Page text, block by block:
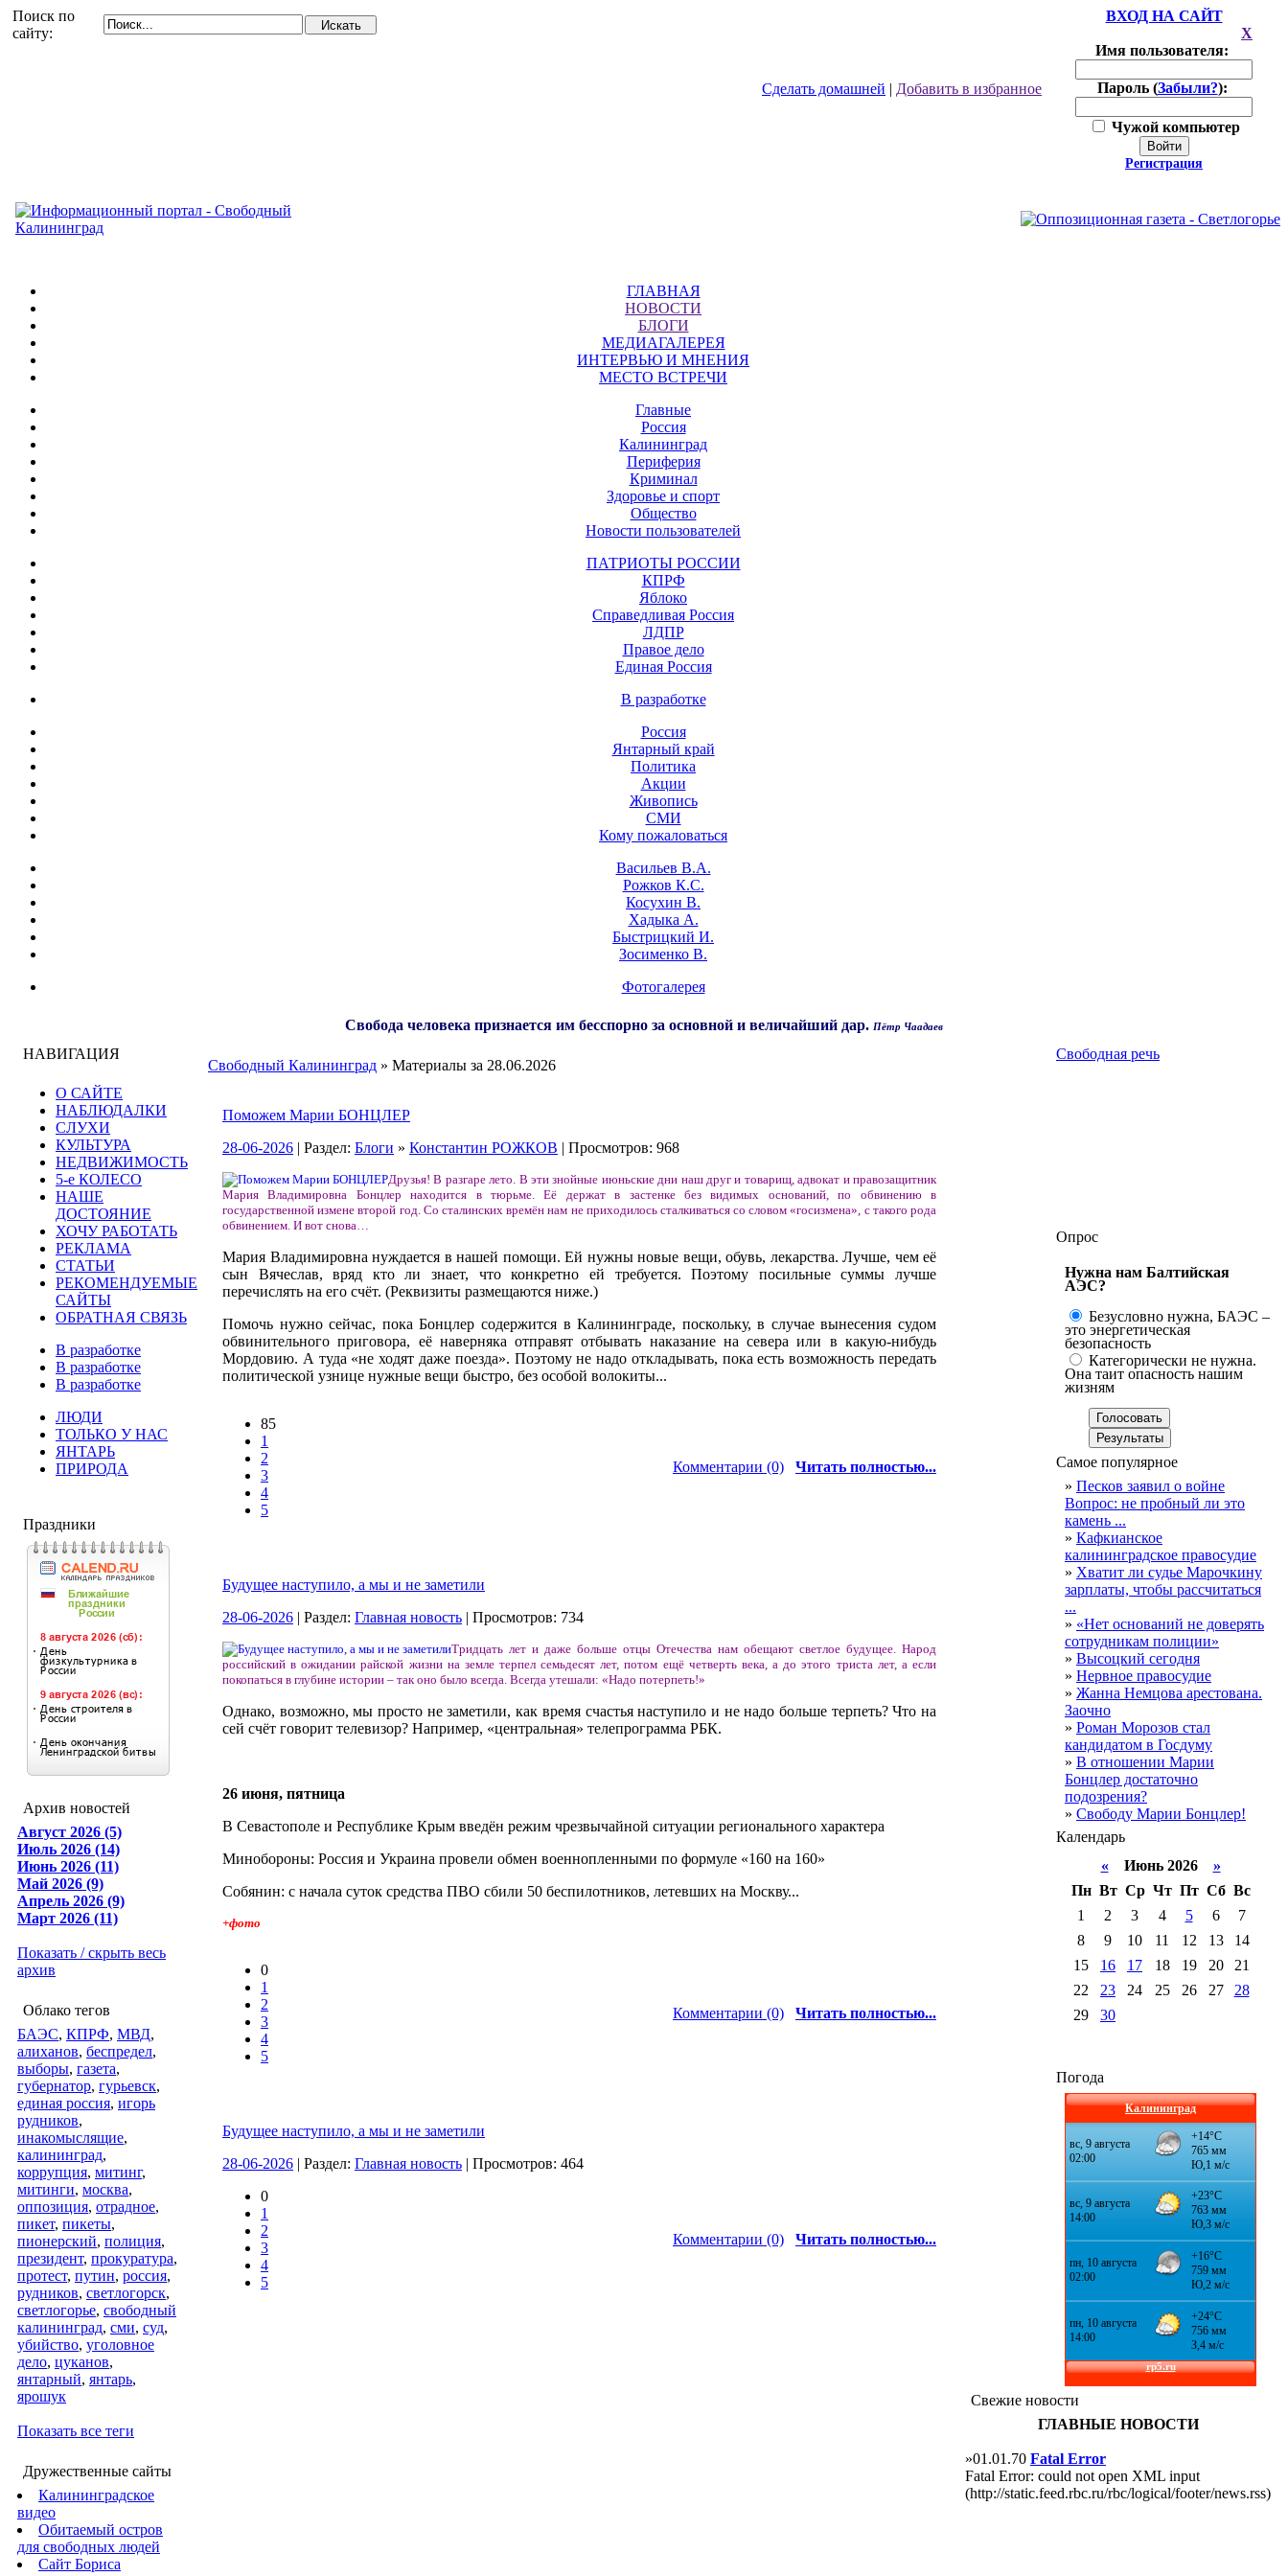
Поиск по
сайту:
Сделать домашней | Добавить в избранное
ВХОД НА САЙТ
X
Имя пользователя:
Пароль (Забыли?):
Чужой компьютер
Войти
Регистрация
ГЛАВНАЯ
НОВОСТИ
БЛОГИ
МЕДИАГАЛЕРЕЯ
ИНТЕРВЬЮ И МНЕНИЯ
МЕСТО ВСТРЕЧИ
Главные
Россия
Калининград
Периферия
Криминал
Здоровье и спорт
Общество
Новости пользователей
ПАТРИОТЫ РОССИИ
КПРФ
Яблоко
Справедливая Россия
ЛДПР
Правое дело
Единая Россия
В разработке
Россия
Янтарный край
Политика
Акции
Живопись
СМИ
Кому пожаловаться
Васильев В.А.
Рожков К.С.
Косухин В.
Хадыка А.
Быстрицкий И.
Зосименко В.
Фотогалерея
Свобода человека признается им бесспорно за основной и величайший дар. Пётр Чаадаев
НАВИГАЦИЯ
О САЙТЕ
НАБЛЮДАЛКИ
СЛУХИ
КУЛЬТУРА
НЕДВИЖИМОСТЬ
5-е КОЛЕСО
НАШЕ
ДОСТОЯНИЕ
ХОЧУ РАБОТАТЬ
РЕКЛАМА
СТАТЬИ
РЕКОМЕНДУЕМЫЕ
САЙТЫ
ОБРАТНАЯ СВЯЗЬ
В разработке
В разработке
В разработке
ЛЮДИ
ТОЛЬКО У НАС
ЯНТАРЬ
ПРИРОДА
Праздники
Архив новостей
Август 2026 (5)
Июль 2026 (14)
Июнь 2026 (11)
Май 2026 (9)
Апрель 2026 (9)
Март 2026 (11)
Показать / скрыть весь
архив
Облако тегов
БАЭС, КПРФ, МВД,
алиханов, беспредел,
выборы, газета,
губернатор, гурьевск,
единая россия, игорь
рудников,
инакомыслящие,
калининград,
коррупция, митинг,
митинги, москва,
оппозиция, отрадное,
пикет, пикеты,
пионерский, полиция,
президент, прокуратура,
протест, путин, россия,
рудников, светлогорск,
светлогорье, свободный
калининград, сми, суд,
убийство, уголовное
дело, цуканов,
янтарный, янтарь,
ярошук
Показать все теги
Дружественные сайты
Калининградское
видео
Обитаемый остров
для свободных людей
Сайт Бориса
Свободный Калининград » Материалы за 28.06.2026
Поможем Марии БОНЦЛЕР
28-06-2026 | Раздел: Блоги » Константин РОЖКОВ | Просмотров: 968
Друзья! В разгаре лето. В эти знойные июньские дни наш друг и товарищ, адвокат и правозащитник
Мария Владимировна Бонцлер находится в тюрьме. Её держат в застенке без видимых оснований, по обвинению в
государственной измене второй год. Со сталинских времён нам не приходилось сталкиваться со словом «госизмена», с такого рода
обвинением. И вот снова…
Мария Владимировна нуждается в нашей помощи. Ей нужны новые вещи, обувь, лекарства. Лучше, чем её
сын Вячеслав, вряд кто ли знает, что конкретно ей требуется. Поэтому посильные суммы лучше
перечислять на его счёт. (Реквизиты размещаются ниже.)
Помочь нужно сейчас, пока Бонцлер содержится в Калининграде, поскольку, в случае вынесения судом
обвинительного приговора, её наверняка отправят отбывать наказание на севера или в какую-нибудь
Мордовию. А туда «не ходят даже поезда». Поэтому не надо откладывать, пока есть возможность передать
политической узнице нужные вещи быстро, без особой волокиты...
85
1
2
3
4
5
Комментарии (0) Читать полностью...
Будущее наступило, а мы и не заметили
28-06-2026 | Раздел: Главная новость | Просмотров: 734
Тридцать лет и даже больше отцы Отечества нам обещают светлое будущее. Народ
российский в ожидании райской жизни на земле терпел семьдесят лет, потом ещё четверть века, а до этого триста лет, а если
покопаться в глубине истории – так оно было всегда. Всегда утешали: «Надо потерпеть!»
Однако, возможно, мы просто не заметили, как время счастья наступило и не надо больше терпеть? Что на
сей счёт говорит телевизор? Например, «центральная» телепрограмма РБК.
26 июня, пятница
В Севастополе и Республике Крым введён режим чрезвычайной ситуации регионального характера
Минобороны: Россия и Украина провели обмен военнопленными по формуле «160 на 160»
Собянин: с начала суток средства ПВО сбили 50 беспилотников, летевших на Москву...
+фото
0
1
2
3
4
5
Комментарии (0) Читать полностью...
Будущее наступило, а мы и не заметили
28-06-2026 | Раздел: Главная новость | Просмотров: 464
0
1
2
3
4
5
Комментарии (0) Читать полностью...
Свободная речь
Опрос
Нужна нам Балтийская
АЭС?
Безусловно нужна, БАЭС –
это энергетическая
безопасность
Категорически не нужна.
Она таит опасность нашим
жизням
Самое популярное
» Песков заявил о войне
Вопрос: не пробный ли это
камень ...
» Кафкианское
калининградское правосудие
» Хватит ли судье Марочкину
зарплаты, чтобы рассчитаться
...
» «Нет оснований не доверять
сотрудникам полиции»
» Высоцкий сегодня
» Нервное правосудие
» Жанна Немцова арестована.
Заочно
» Роман Морозов стал
кандидатом в Госдуму
» В отношении Марии
Бонцлер достаточно
подозрения?
» Свободу Марии Бонцлер!
Календарь
«Июнь 2026 »
Пн Вт Ср Чт Пт Сб Вс
1
2 3 4 5 6
7
8
9 10 11 12 13
14
15
16 17 18 19 20
21
22
23 24 25 26 27
28
29
30
Погода
Калининград
Свежие новости
ГЛАВНЫЕ НОВОСТИ
»01.01.70 Fatal Error
Fatal Error: could not open XML input
(http://static.feed.rbc.ru/rbc/logical/footer/news.rss)